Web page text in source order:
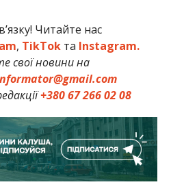
Читайте нас
, TikTokта Instagram.
свої новини на
+380 67 266 02 08